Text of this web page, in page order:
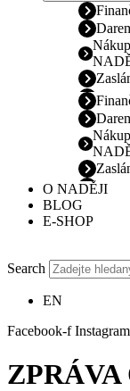
O NADĚJI
BLOG
E-SHOP
Search
EN
Facebook-f Instagram
ZPRÁVA